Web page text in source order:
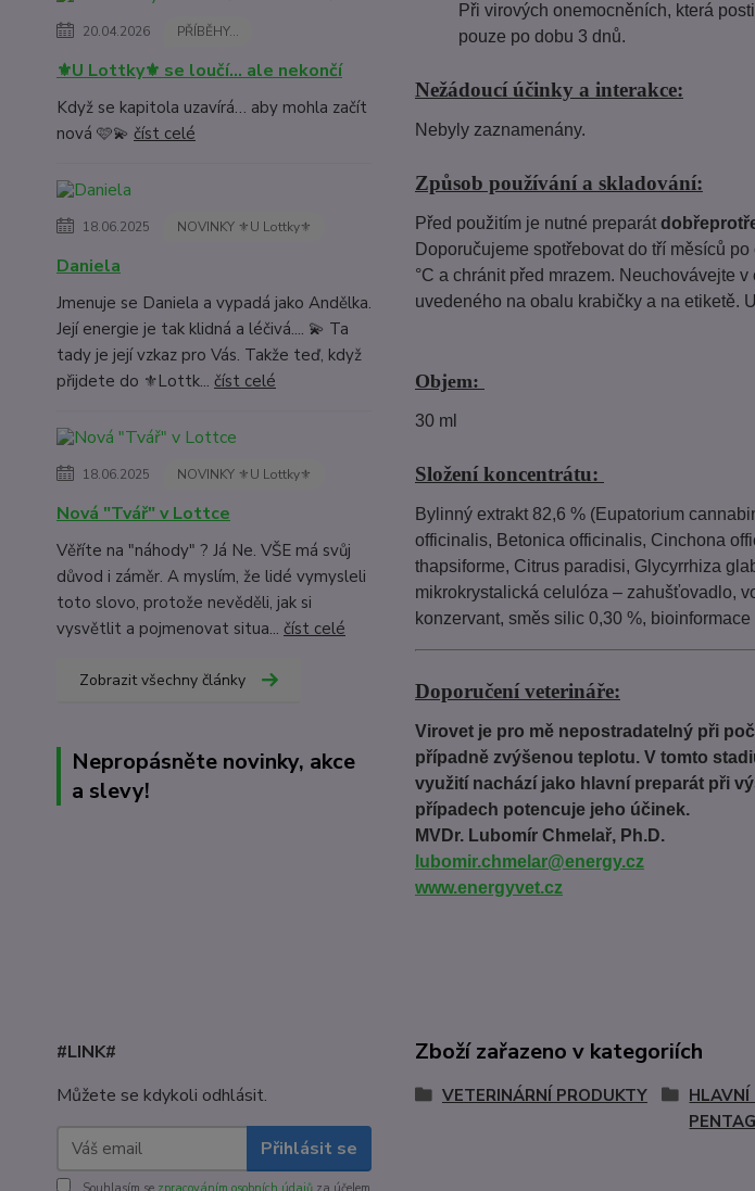
20.04.2026 PŘÍBĚHY...
⚜️U Lottky⚜️ se loučí… ale nekončí
Když se kapitola uzavírá… aby mohla začít
nová 🩷💫 číst celé
18.06.2025 NOVINKY ⚜️U Lottky⚜️
Daniela
Jmenuje se Daniela a vypadá jako Andělka.
Její energie je tak klidná a léčivá.... 💫 Ta
tady je její vzkaz pro Vás. Takže teď, když
přijdete do ⚜️Lottk... číst celé
18.06.2025 NOVINKY ⚜️U Lottky⚜️
Nová "Tvář" v Lottce
Věříte na "náhody" ? Já Ne. VŠE má svůj
důvod i záměr. A myslím, že lidé vymysleli
toto slovo, protože nevěděli, jak si
vysvětlit a pojmenovat situa... číst celé
Zobrazit všechny články
Nepropásněte novinky, akce
a slevy!
#LINK#
Můžete se kdykoli odhlásit.
Přihlásit se
Při virových onemocněních, která
pouze po dobu 3 dnů.
Nežádoucí účinky a interakce:
Nebyly zaznamenány.
Způsob používání a skladování:
Před použitím je nutné preparát dobře
Doporučujeme spotřebovat do tří měsíců
°C a chránit před mrazem. Neuchovávejte
uvedeného na obalu krabičky a na etiketě.
Objem:
30 ml
Složení koncentrátu:
Bylinný extrakt 82,6 % (Eupatorium
officinalis, Betonica officinalis, Cinchona
thapsiforme, Citrus paradisi, Glycyrrhiza
mikrokrystalická celulóza – zahušťovadlo,
konzervant, směs silic 0,30 %,
Doporučení veterináře:
Virovet je pro mě nepostradatelný při
případně zvýšenou teplotu. V tomto
využití nachází jako hlavní preparát při
případech potencuje jeho účinek.
MVDr. Lubomír Chmelař, Ph.D.
lubomir.chmelar@energy.cz
www.energyvet.cz
Zboží zařazeno v kategoriích
VETERINÁRNÍ PRODUKTY
HLAVNÍ